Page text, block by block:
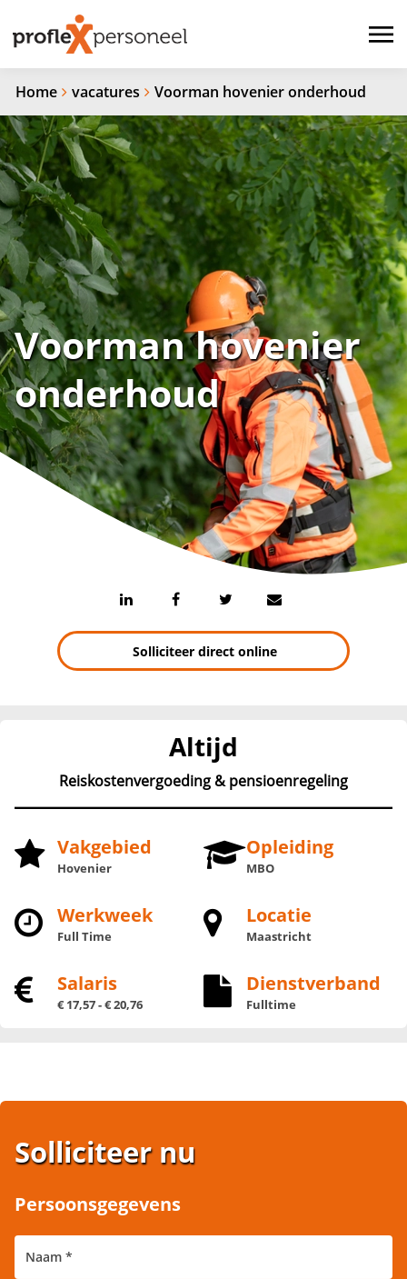
Home vacatures Voorman hovenier onderhoud
Voorman hovenier
onderhoud
Solliciteer direct online
Altijd
Reiskostenvergoeding & pensioenregeling
Vakgebied
Hovenier
Opleiding
MBO
Werkweek
Full Time
Locatie
Maastricht
Salaris
€ 17,57 - € 20,76
Dienstverband
Fulltime
Solliciteer nu
Persoonsgegevens